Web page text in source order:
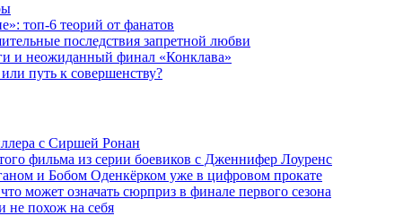
топ-6 теорий от фанатов
последствия запретной любви
и неожиданный финал «Конклава»
путь к совершенству?
с Сиршей Ронан
фильма из серии боевиков с Дженнифер Лоуренс
и Бобом Оденкёрком уже в цифровом прокате
может означать сюрприз в финале первого сезона
похож на себя